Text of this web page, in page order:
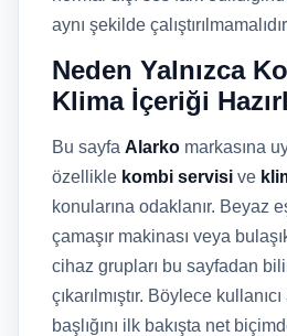
aynı şekilde
Neden Yalnızca
Klima İçeriği
Bu sayfa Alarko markasına
özellikle kombi servisi ve
konularına odaklanır. Beyaz
çamaşır makinası veya
cihaz grupları bu sayfadan
çıkarılmıştır. Böylece
başlığını ilk bakışta net